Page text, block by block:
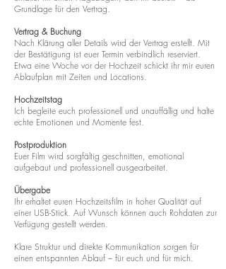
Grundlage für den Vertrag.
Vertrag & Buchung
Nach Klärung aller Details wird der Vertrag erstellt. Mit
der Bestätigung ist euer Termin verbindlich reserviert.
Etwa eine Woche vor der Hochzeit schickt ihr mir euren
Ablaufplan mit Zeiten und Locations.
Hochzeitstag
Ich begleite euch professionell und unauffällig und halte
echte Emotionen und Momente fest.
Postproduktion
Euer Film wird sorgfältig geschnitten, emotional
aufgebaut und professionell ausgearbeitet.
Übergabe
Ihr erhaltet euren Hochzeitsfilm in hoher Qualität auf
einer USB-Stick. Auf Wunsch können auch Rohdaten zur
Verfügung gestellt werden.
Klare Struktur und direkte Kommunikation sorgen für
einen entspannten Ablauf – für euch und für mich.